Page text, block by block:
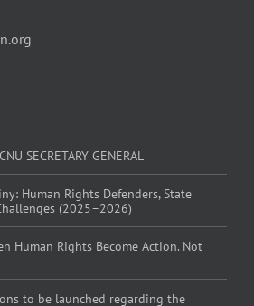
SECRETARY GENERAL
Human Rights Defenders, State
(2025–2026)
Human Rights Become Action. Not
to be launched regarding the